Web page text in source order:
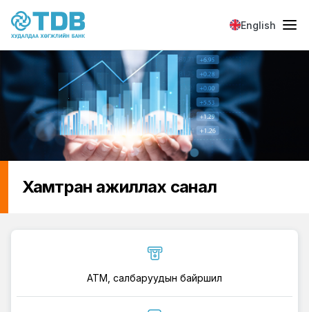
Skip to main content
English
Хамтран ажиллах санал
ATM, салбаруудын байршил